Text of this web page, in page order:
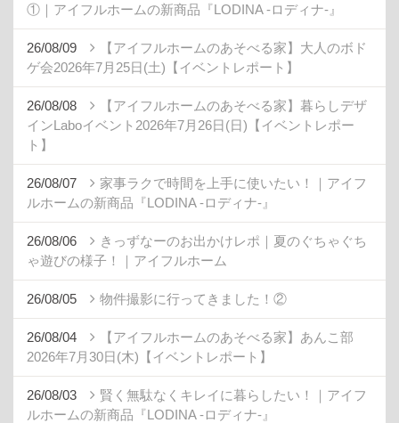
①｜アイフルホームの新商品『LODINA -ロディナ-』
26/08/09
【アイフルホームのあそべる家】大人のボド
ゲ会2026年7月25日(土)【イベントレポート】
26/08/08
【アイフルホームのあそべる家】暮らしデザ
インLaboイベント2026年7月26日(日)【イベントレポー
ト】
26/08/07
家事ラクで時間を上手に使いたい！｜アイフ
ルホームの新商品『LODINA -ロディナ-』
26/08/06
きっずなーのお出かけレポ｜夏のぐちゃぐち
ゃ遊びの様子！｜アイフルホーム
26/08/05 物件撮影に行ってきました！②
26/08/04
【アイフルホームのあそべる家】あんこ部
2026年7月30日(木)【イベントレポート】
26/08/03
賢く無駄なくキレイに暮らしたい！｜アイフ
ルホームの新商品『LODINA -ロディナ-』